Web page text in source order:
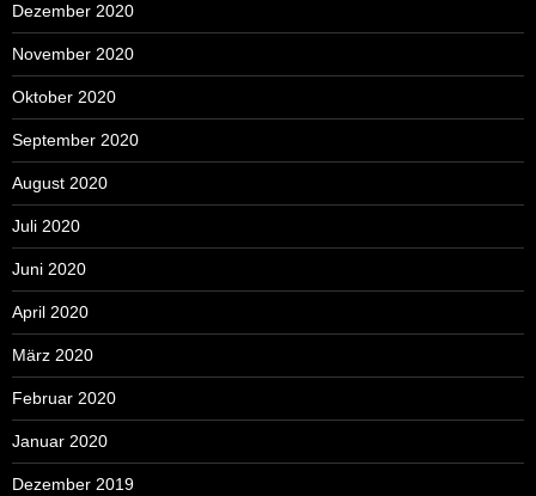
Dezember 2020
November 2020
Oktober 2020
September 2020
August 2020
Juli 2020
Juni 2020
April 2020
März 2020
Februar 2020
Januar 2020
Dezember 2019